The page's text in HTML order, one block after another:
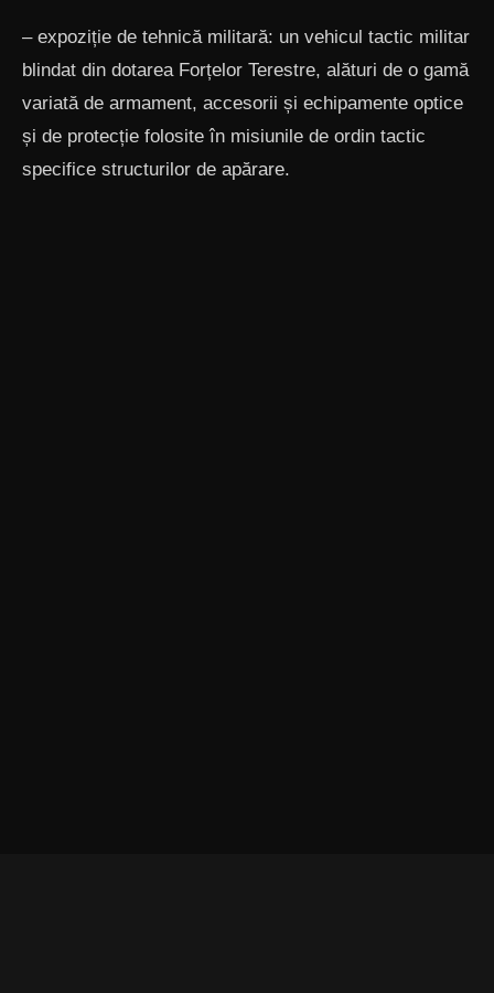
– expoziție de tehnică militară: un vehicul tactic militar
blindat din dotarea Forțelor Terestre, alături de o gamă
variată de armament, accesorii și echipamente optice
și de protecție folosite în misiunile de ordin tactic
specifice structurilor de apărare.